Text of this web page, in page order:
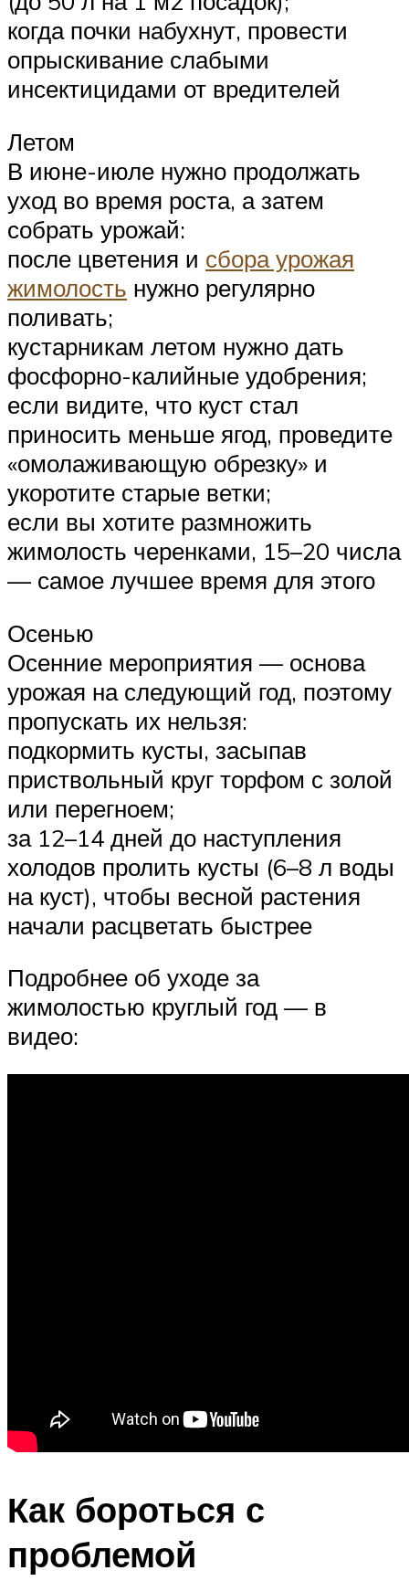
когда почки набухнут, провести
опрыскивание слабыми
инсектицидами от вредителей
Летом
В июне-июле нужно продолжать
уход во время роста, а затем
собрать урожай:
после цветения и сбора урожая
жимолость нужно регулярно
поливать;
кустарникам летом нужно дать
фосфорно-калийные удобрения;
если видите, что куст стал
приносить меньше ягод, проведите
«омолаживающую обрезку» и
укоротите старые ветки;
если вы хотите размножить
жимолость черенками, 15–20 числа
— самое лучшее время для этого
Осенью
Осенние мероприятия — основа
урожая на следующий год, поэтому
пропускать их нельзя:
подкормить кусты, засыпав
приствольный круг торфом с золой
или перегноем;
за 12–14 дней до наступления
холодов пролить кусты (6–8 л воды
на куст), чтобы весной растения
начали расцветать быстрее
Подробнее об уходе за
жимолостью круглый год — в
видео:
Как бороться с
проблемой